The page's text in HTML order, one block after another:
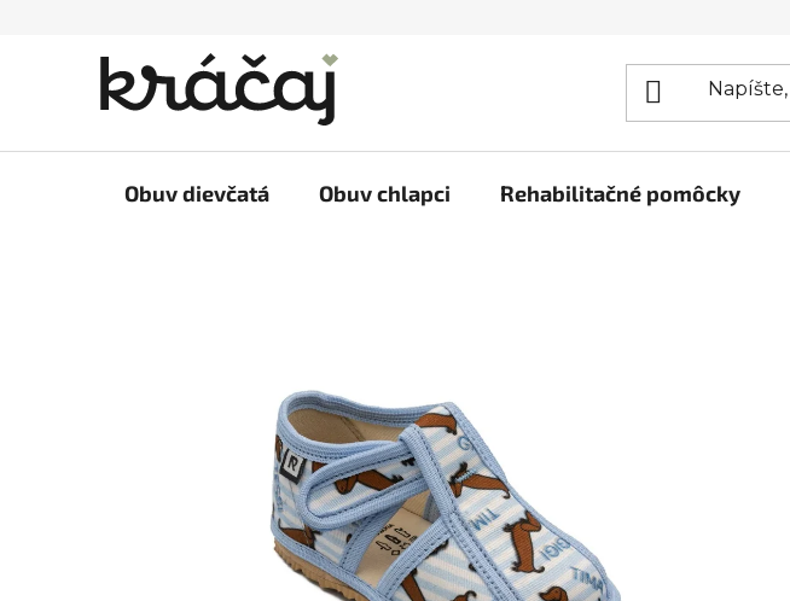
Obuv dievčatá Obuv chlapci Rehabilitačné pomôcky